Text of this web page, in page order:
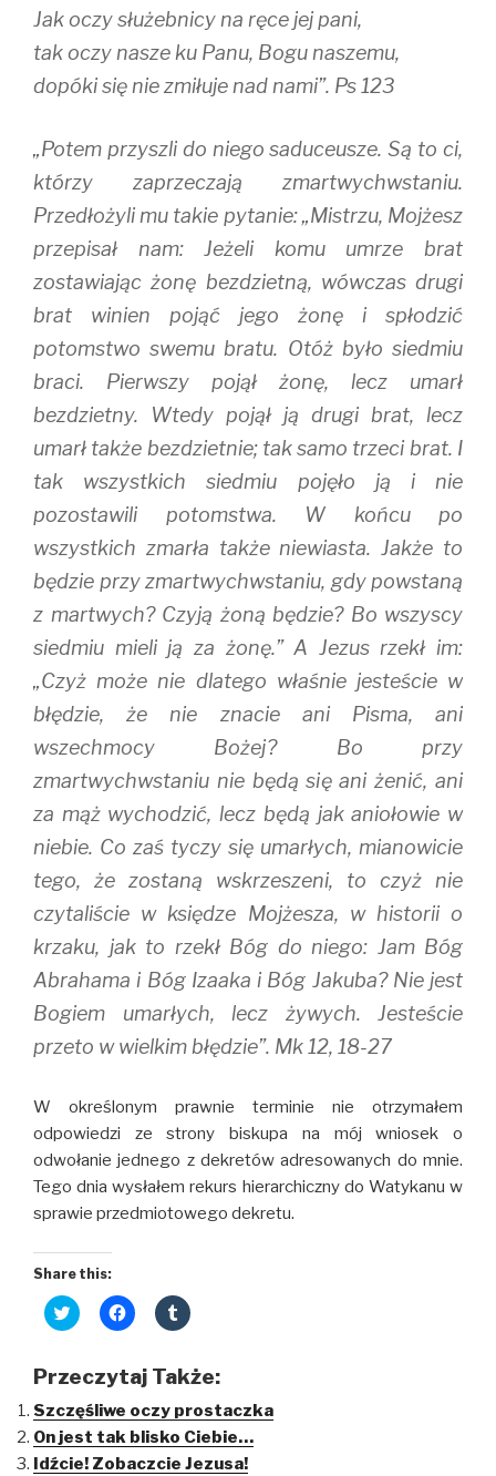
Jak oczy służebnicy na ręce jej pani,
tak oczy nasze ku Panu, Bogu naszemu,
dopóki się nie zmiłuje nad nami”. Ps 123
„Potem przyszli do niego saduceusze. Są to ci,
którzy zaprzeczają zmartwychwstaniu.
Przedłożyli mu takie pytanie: „Mistrzu, Mojżesz
przepisał nam: Jeżeli komu umrze brat
zostawiając żonę bezdzietną, wówczas drugi
brat winien pojąć jego żonę i spłodzić
potomstwo swemu bratu. Otóż było siedmiu
braci. Pierwszy pojął żonę, lecz umarł
bezdzietny. Wtedy pojął ją drugi brat, lecz
umarł także bezdzietnie; tak samo trzeci brat. I
tak wszystkich siedmiu pojęło ją i nie
pozostawili potomstwa. W końcu po
wszystkich zmarła także niewiasta. Jakże to
będzie przy zmartwychwstaniu, gdy powstaną
z martwych? Czyją żoną będzie? Bo wszyscy
siedmiu mieli ją za żonę.” A Jezus rzekł im:
„Czyż może nie dlatego właśnie jesteście w
błędzie, że nie znacie ani Pisma, ani
wszechmocy Bożej? Bo przy
zmartwychwstaniu nie będą się ani żenić, ani
za mąż wychodzić, lecz będą jak aniołowie w
niebie. Co zaś tyczy się umarłych, mianowicie
tego, że zostaną wskrzeszeni, to czyż nie
czytaliście w księdze Mojżesza, w historii o
krzaku, jak to rzekł Bóg do niego: Jam Bóg
Abrahama i Bóg Izaaka i Bóg Jakuba? Nie jest
Bogiem umarłych, lecz żywych. Jesteście
przeto w wielkim błędzie”. Mk 12, 18-27
W określonym prawnie terminie nie otrzymałem
odpowiedzi ze strony biskupa na mój wniosek o
odwołanie jednego z dekretów adresowanych do mnie.
Tego dnia wysłałem rekurs hierarchiczny do Watykanu w
sprawie przedmiotowego dekretu.
Share this:
C
l
t
s
h
a
r
e
C
l
t
s
h
a
r
e
C
l
t
s
h
a
r
e
Przeczytaj Także:
Szczęśliwe oczy prostaczka
On jest tak blisko Ciebie…
Idźcie! Zobaczcie Jezusa!